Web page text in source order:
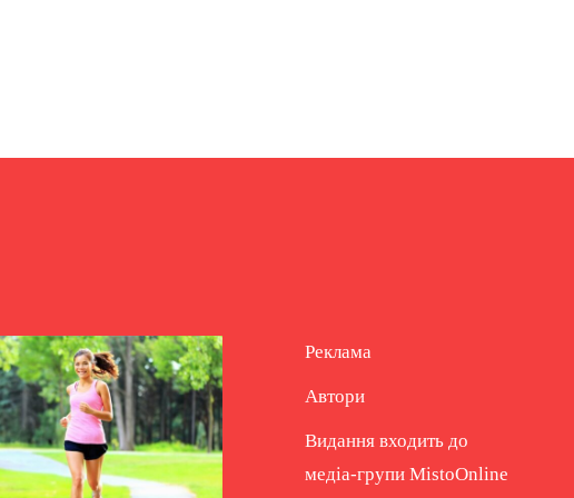
Реклама
Автори
Видання входить до
медіа-групи MistoOnline